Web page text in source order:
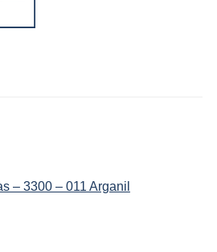
– 3300 – 011 Arganil